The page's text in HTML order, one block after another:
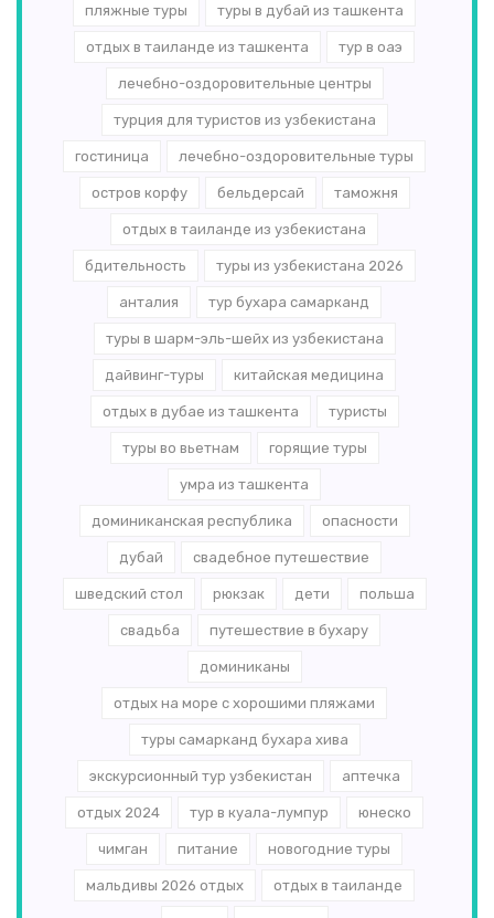
пляжные туры туры в дубай из ташкента
отдых в таиланде из ташкента тур в оаэ
лечебно-оздоровительные центры
турция для туристов из узбекистана
гостиница лечебно-оздоровительные туры
остров корфу бельдерсай таможня
отдых в таиланде из узбекистана
бдительность туры из узбекистана 2026
анталия тур бухара самарканд
туры в шарм-эль-шейх из узбекистана
дайвинг-туры китайская медицина
отдых в дубае из ташкента туристы
туры во вьетнам горящие туры
умра из ташкента
доминиканская республика опасности
дубай свадебное путешествие
шведский стол рюкзак дети польша
свадьба путешествие в бухару
доминиканы
отдых на море с хорошими пляжами
туры самарканд бухара хива
экскурсионный тур узбекистан аптечка
отдых 2024 тур в куала-лумпур юнеско
чимган питание новогодние туры
мальдивы 2026 отдых отдых в таиланде